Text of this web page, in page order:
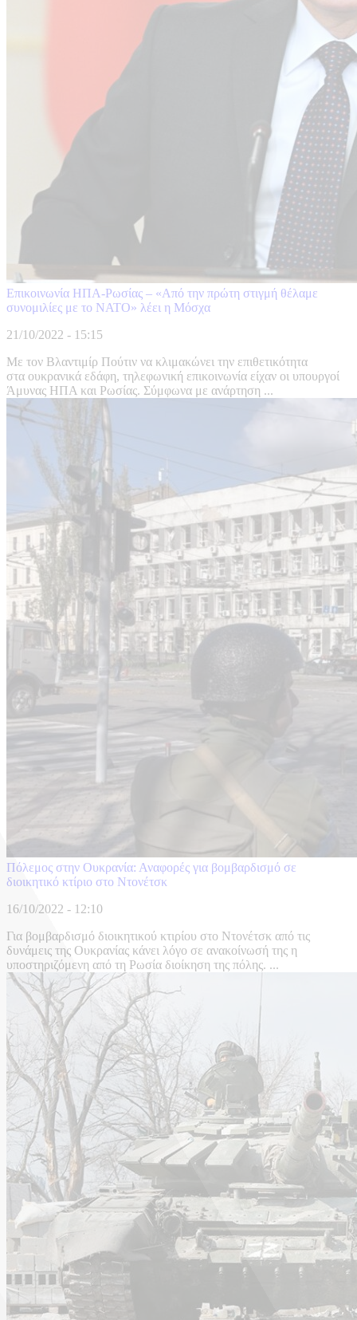
Επικοινωνία ΗΠΑ-Ρωσίας – «Από την πρώτη στιγμή θέλαμε
συνομιλίες με το ΝΑΤΟ» λέει η Μόσχα
21/10/2022 - 15:15
Με τον Βλαντιμίρ Πούτιν να κλιμακώνει την επιθετικότητα
στα ουκρανικά εδάφη, τηλεφωνική επικοινωνία είχαν οι υπουργοί
Άμυνας ΗΠΑ και Ρωσίας. Σύμφωνα με ανάρτηση ...
Πόλεμος στην Ουκρανία: Αναφορές για βομβαρδισμό σε
διοικητικό κτίριο στο Ντονέτσκ
16/10/2022 - 12:10
Για βομβαρδισμό διοικητικού κτιρίου στο Ντονέτσκ από τις
δυνάμεις της Ουκρανίας κάνει λόγο σε ανακοίνωσή της η
υποστηριζόμενη από τη Ρωσία διοίκηση της πόλης. ...